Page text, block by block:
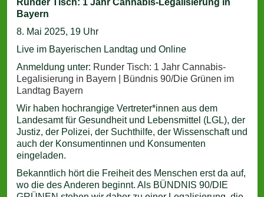
Bayern
8. Mai 2025, 19 Uhr
Live im Bayerischen Landtag und Online
Anmeldung unter: Runder Tisch: 1 Jahr Cannabis-
Legalisierung in Bayern | Bündnis 90/Die Grünen im
Landtag Bayern
Wir haben hochrangige Vertreter*innen aus dem
Landesamt für Gesundheit und Lebensmittel (LGL), der
Justiz, der Polizei, der Suchthilfe, der Wissenschaft und
auch der Konsumentinnen und Konsumenten
eingeladen.
Bekanntlich hört die Freiheit des Menschen erst da auf,
wo die des Anderen beginnt. Als BÜNDNIS 90/DIE